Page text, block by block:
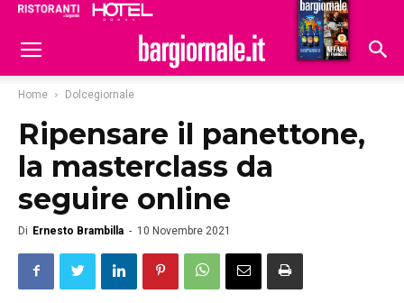
Hoteldomani
Home Dolcegiornale
Ripensare il panettone,
la masterclass da
seguire online
Di Ernesto Brambilla - 10 Novembre 2021